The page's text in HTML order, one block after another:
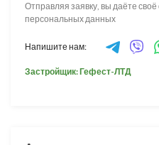
Отправляя заявку, вы даёте своё
персональных данных
Напишите нам:
Застройщик: Гефест-ЛТД